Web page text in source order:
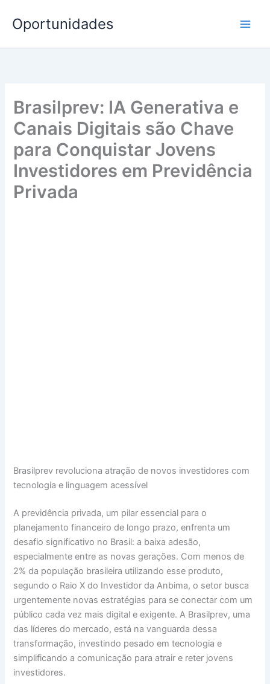
para
conteúdo
Oportunidades
Brasilprev: IA Generativa e
Canais Digitais são Chave
para Conquistar Jovens
Investidores em Previdência
Privada
Brasilprev revoluciona atração de novos investidores com
tecnologia e linguagem acessível
A previdência privada, um pilar essencial para o
planejamento financeiro de longo prazo, enfrenta um
desafio significativo no Brasil: a baixa adesão,
especialmente entre as novas gerações. Com menos de
2% da população brasileira utilizando esse produto,
segundo o Raio X do Investidor da Anbima, o setor busca
urgentemente novas estratégias para se conectar com um
público cada vez mais digital e exigente. A Brasilprev, uma
das líderes do mercado, está na vanguarda dessa
transformação, investindo pesado em tecnologia e
simplificando a comunicação para atrair e reter jovens
investidores.